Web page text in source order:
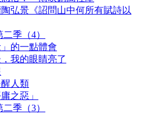
弘景《詔問山中何所有賦詩以
季（4）
」的一點體會
我的眼睛亮了
人類
之惡」
季（3）